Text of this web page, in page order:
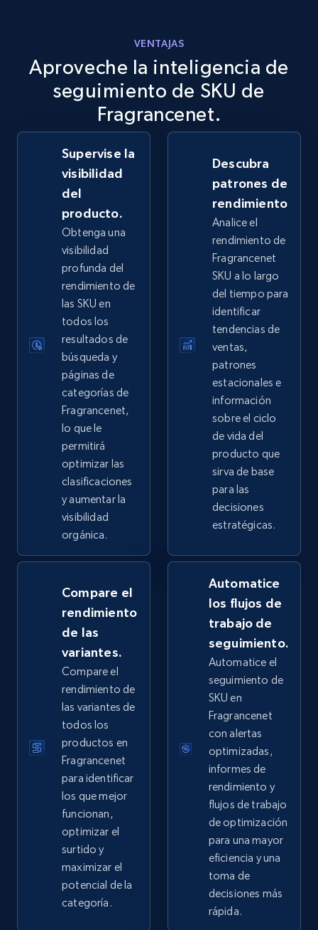
359+ Comenzar ahora
eBay - Collect records by category
URL, Product id, Title, Seller name, Seller rating,
Seller reviews, Breadcrumbs, Root category, and
more.
2.5K+ 359+ Comenzar ahora
Google Shopping
URL, Product id, Title, Product description,
Rating, Reviews count, Images, Variations, and
2.4K+ Comenzar ahora
Google Shopping - collects products from
web using keywords
URL, Product id, Title, Product description,
Rating, Reviews count, Images, Variations, and
more.
Home Depot US
URL, Domain, Country code, Model number,
Sku, Product id, Product name, Manufacturer,
and more.
2.1K+ 355+ Comenzar ahora
Home Depot US - Gather data on products
using specified keywords
URL, Domain, Country code, Model number,
Sku, Product id, Product name, Manufacturer,
and more.
2.1K+ 355+ Comenzar ahora
VENTAJAS
Aproveche la inteligencia de
seguimiento de SKU de
Fragrancenet.
Supervise la
visibilidad
del
producto.
Obtenga una
visibilidad
profunda del
rendimiento de
las SKU en
todos los
resultados de
búsqueda y
páginas de
categorías de
Fragrancenet,
lo que le
permitirá
optimizar las
clasificaciones
y aumentar la
visibilidad
orgánica.
Descubra
patrones de
rendimiento
Analice el
rendimiento de
Fragrancenet
SKU a lo largo
del tiempo para
identificar
tendencias de
ventas,
patrones
estacionales e
información
sobre el ciclo
de vida del
producto que
sirva de base
para las
decisiones
estratégicas.
Compare el
rendimiento
de las
variantes.
Compare el
rendimiento de
las variantes de
todos los
productos en
Fragrancenet
para identificar
los que mejor
funcionan,
optimizar el
surtido y
maximizar el
potencial de la
categoría.
Automatice
los flujos de
trabajo de
seguimiento.
Automatice el
seguimiento de
SKU en
Fragrancenet
con alertas
optimizadas,
informes de
rendimiento y
flujos de trabajo
de optimización
para una mayor
eficiencia y una
toma de
decisiones más
rápida.